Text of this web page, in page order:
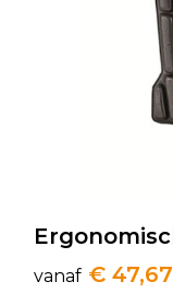
vanaf € 47,67